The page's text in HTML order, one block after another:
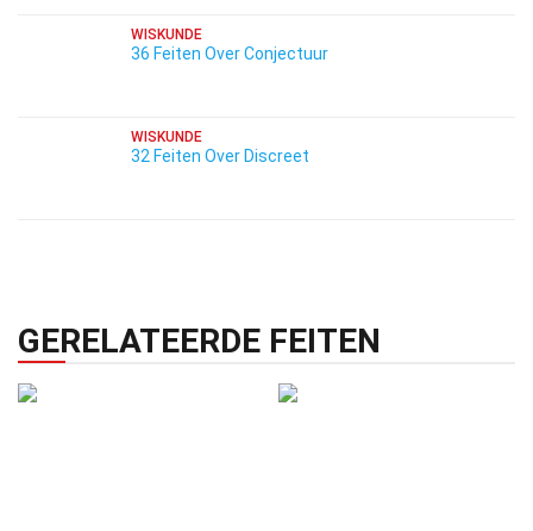
WISKUNDE
36 Feiten Over Conjectuur
WISKUNDE
32 Feiten Over Discreet
GERELATEERDE FEITEN